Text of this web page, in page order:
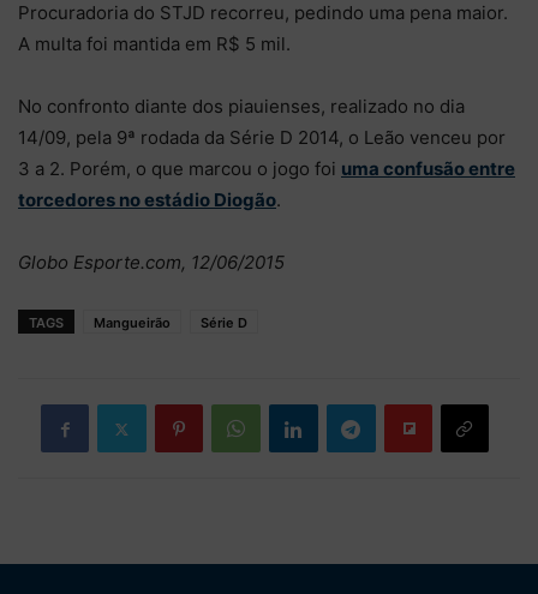
Procuradoria do STJD recorreu, pedindo uma pena maior.
A multa foi mantida em R$ 5 mil.
No confronto diante dos piauienses, realizado no dia
14/09, pela 9ª rodada da Série D 2014, o Leão venceu por
3 a 2. Porém, o que marcou o jogo foi uma confusão entre
torcedores no estádio Diogão.
Globo Esporte.com, 12/06/2015
TAGS Mangueirão Série D